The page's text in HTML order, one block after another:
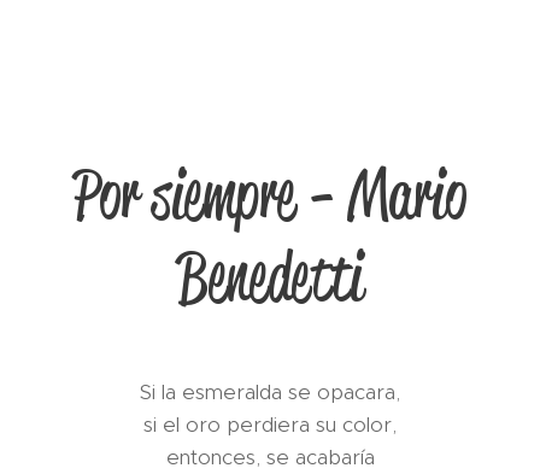
Por siempre - Mario
Benedetti
Si la esmeralda se opacara,
si el oro perdiera su color,
entonces, se acabaría